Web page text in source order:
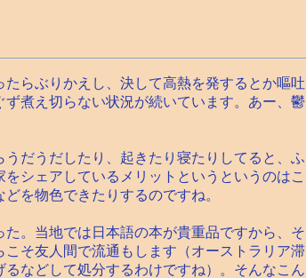
らぶりかえし、決して高熱を発するとか嘔吐
煮え切らない状況が続いています。あー、鬱
だうだしたり、起きたり寝たりしてると、ふ
シェアしているメリットというというのはこ
を物色できたりするのですね。
。当地では日本語の本が貴重品ですから、そ
そ友人間で流通もします（オーストラリア滞
などして処分するわけですね）。そんなこん